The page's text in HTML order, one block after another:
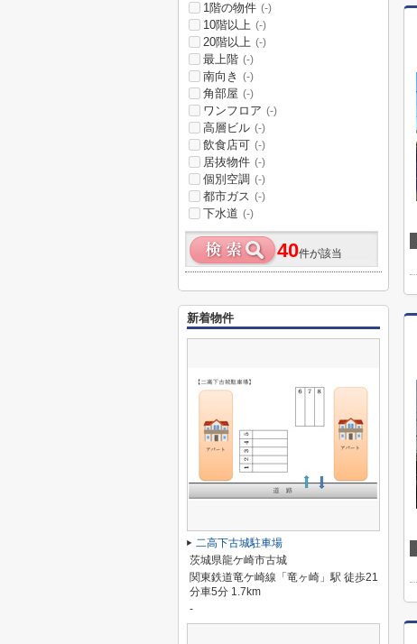
1階の物件 (-)
10階以上 (-)
20階以上 (-)
最上階 (-)
南向き (-)
角部屋 (-)
ワンフロア (-)
高層ビル (-)
飲食店可 (-)
居抜物件 (-)
個別空調 (-)
都市ガス (-)
下水道 (-)
40件が該当
新着物件
二高下古城駐車場
茨城県龍ケ崎市古城
関東鉄道竜ケ崎線「竜ヶ崎」駅 徒歩21
分車5分 1.7km
-